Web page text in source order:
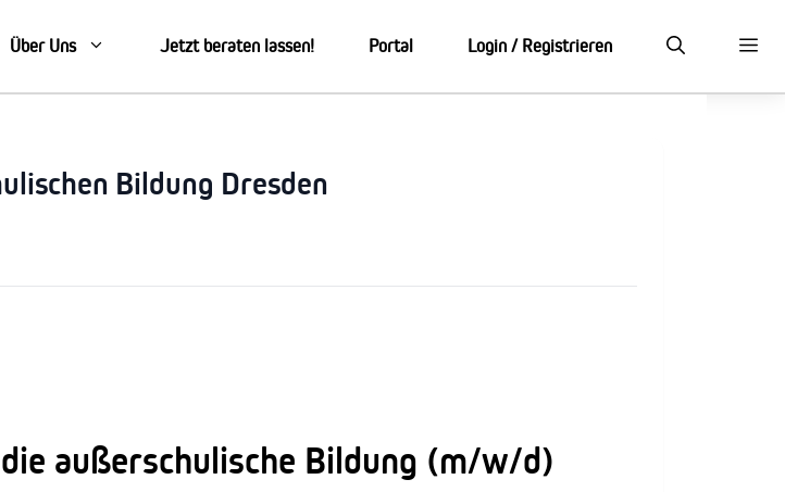
Über Uns Jetzt beraten lassen! Portal Login / Registrieren
Bildung Dresden
außerschulische Bildung (m/w/d)